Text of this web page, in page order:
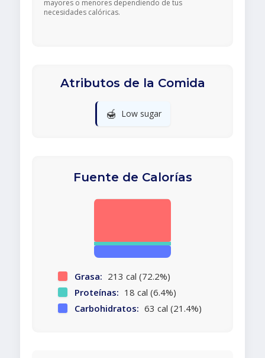
mayores o menores dependiendo de tus
necesidades calóricas.
Atributos de la Comida
🍯 Low sugar
Fuente de Calorías
Grasa: 213 cal (72.2%)
Proteínas: 18 cal (6.4%)
Carbohidratos: 63 cal (21.4%)